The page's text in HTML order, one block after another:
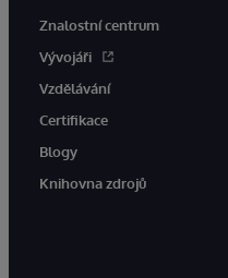
Znalostní centrum
Vývojáři
Vzdělávání
Certifikace
Blogy
Knihovna zdrojů